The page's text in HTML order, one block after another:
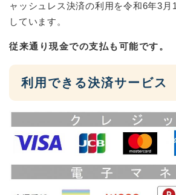
ャッシュレス決済の利用を令和6年3
しています。
従来通り現金での支払も可能です。
利用できる決済サービス